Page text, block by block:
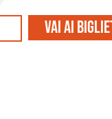
Vai ai